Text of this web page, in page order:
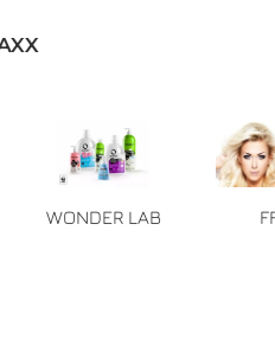
WONDER LAB